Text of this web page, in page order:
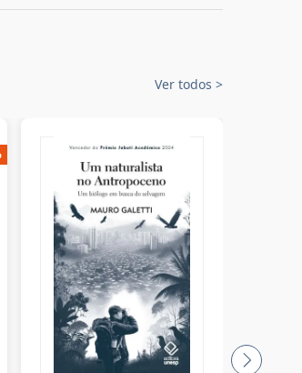
Ver todos >